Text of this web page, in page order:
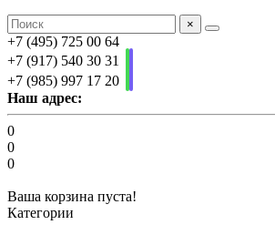
×
+7 (495) 725 00 64
+7 (917) 540 30 31
+7 (985) 997 17 20
Наш адрес:
0
0
0
Ваша корзина пуста!
Категории